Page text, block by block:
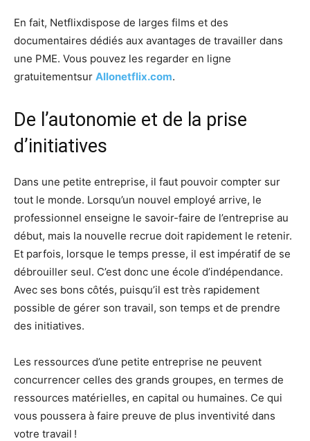
En fait, Netflixdispose de larges films et des
documentaires dédiés aux avantages de travailler dans
une PME. Vous pouvez les regarder en ligne
gratuitementsur Allonetflix.com.
De l’autonomie et de la prise
d’initiatives
Dans une petite entreprise, il faut pouvoir compter sur
tout le monde. Lorsqu’un nouvel employé arrive, le
professionnel enseigne le savoir-faire de l’entreprise au
début, mais la nouvelle recrue doit rapidement le retenir.
Et parfois, lorsque le temps presse, il est impératif de se
débrouiller seul. C’est donc une école d’indépendance.
Avec ses bons côtés, puisqu’il est très rapidement
possible de gérer son travail, son temps et de prendre
des initiatives.
Les ressources d’une petite entreprise ne peuvent
concurrencer celles des grands groupes, en termes de
ressources matérielles, en capital ou humaines. Ce qui
vous poussera à faire preuve de plus inventivité dans
votre travail !